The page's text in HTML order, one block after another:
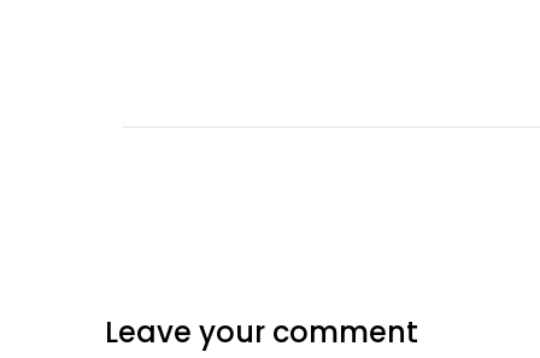
Leave your comment